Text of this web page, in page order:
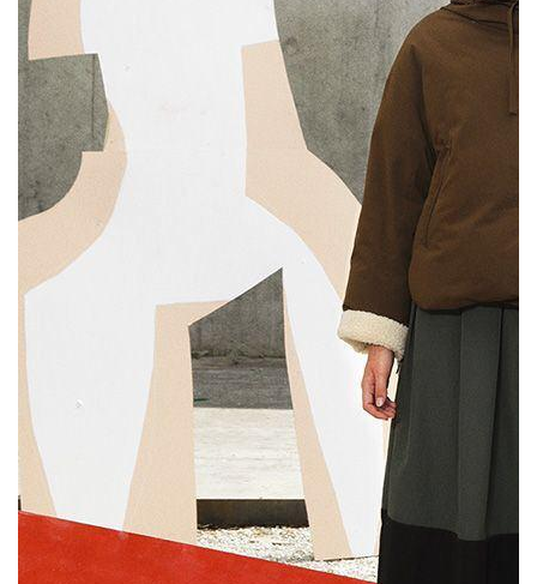
Украинский бренд IENKI IENKI
представил коллекцию осень-зима
2020/2021. В новом сезоне дизайнеры
вдохновлялись дальними путешествиями.
Основатель бренда Дима Евенко
изначально хотел поехать на Крайний